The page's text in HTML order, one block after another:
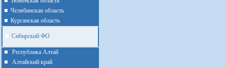
Челябинская область
Курганская область
Сибирский ФО
Республика Алтай
Алтайcкий край